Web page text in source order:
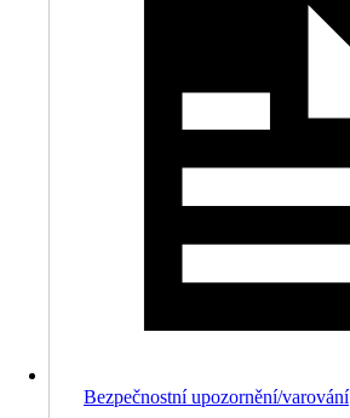
Bezpečnostní upozornění/varování